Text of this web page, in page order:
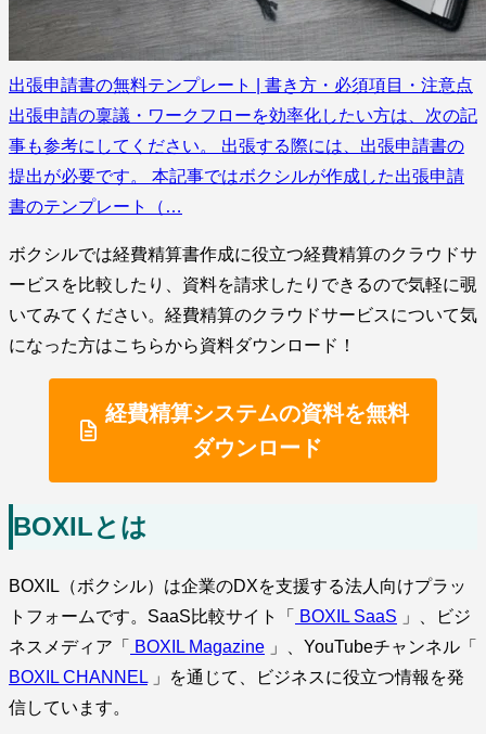
出張申請書の無料テンプレート | 書き方・必須項目・注意点
出張申請の稟議・ワークフローを効率化したい方は、次の記
事も参考にしてください。 出張する際には、出張申請書の
提出が必要です。 本記事ではボクシルが作成した出張申請
書のテンプレート（…
ボクシルでは経費精算書作成に役立つ経費精算のクラウドサ
ービスを比較したり、資料を請求したりできるので気軽に覗
いてみてください。経費精算のクラウドサービスについて気
になった方はこちらから資料ダウンロード！
経費精算システムの資料を無料
ダウンロード
BOXILとは
BOXIL（ボクシル）は企業のDXを支援する法人向けプラッ
トフォームです。SaaS比較サイト「
BOXIL SaaS 」、ビジ
ネスメディア「
BOXIL Magazine 」、YouTubeチャンネル「
BOXIL CHANNEL 」を通じて、ビジネスに役立つ情報を発
信しています。